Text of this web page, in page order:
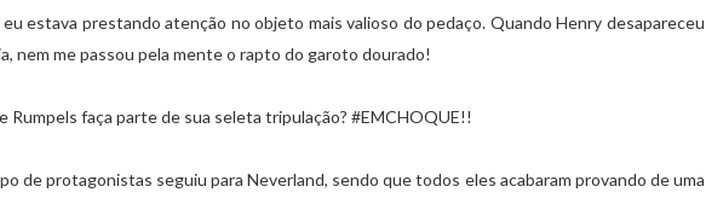
estava prestando atenção no objeto mais valioso do pedaço. Quando Henry desapareceu
nem me passou pela mente o rapto do garoto dourado!
Rumpels faça parte de sua seleta tripulação? #EMCHOQUE!!
de protagonistas seguiu para Neverland, sendo que todos eles acabaram provando de uma